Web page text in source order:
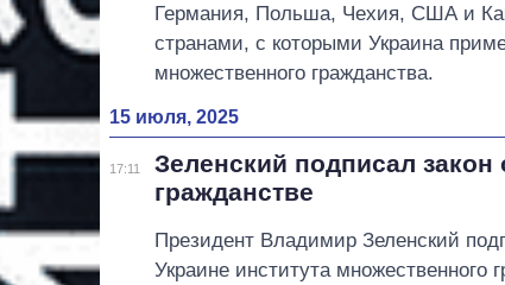
Германия, Польша, Чехия, США и
странами, с которыми Украина
множественного гражданства.
15 июля, 2025
17:11
Зеленский подписал
гражданстве
Президент Владимир Зеленский
Украине института множественного